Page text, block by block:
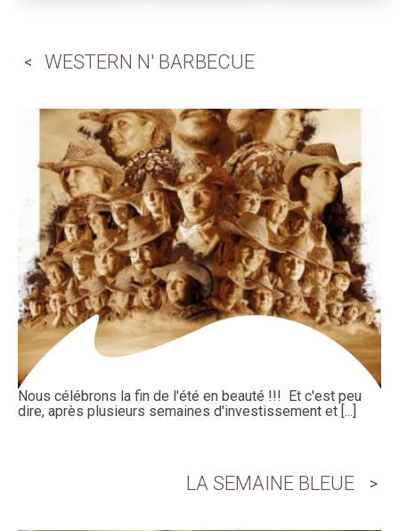
WESTERN N' BARBECUE
Nous célébrons la fin de l'été en beauté !!! Et c'est peu
dire, après plusieurs semaines d'investissement et [...]
LA SEMAINE BLEUE